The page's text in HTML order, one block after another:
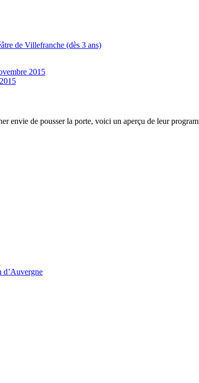
de Villefranche (dès 3 ans)
2015
envie de pousser la porte, voici un aperçu de leur
d’Auvergne